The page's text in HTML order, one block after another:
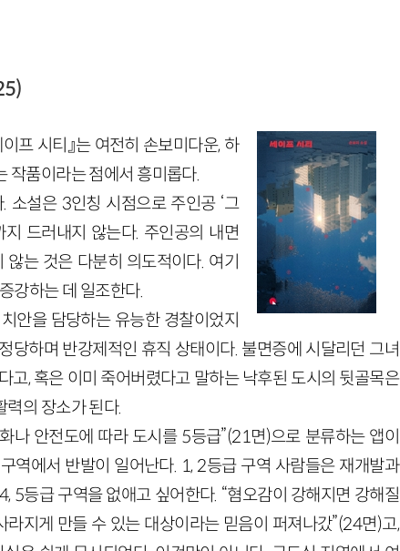
프 시티』는 여전히 손보미다운, 하
작품이라는 점에서 흥미롭다.
소설은 3인칭 시점으로 주인공 ‘그
드러내지 않는다. 주인공의 내면
는 것은 다분히 의도적이다. 여기
강하는 데 일조한다.
안을 담당하는 유능한 경찰이었지
당하며 반강제적인 휴직 상태이다. 불면증에 시달리던 그녀
고, 혹은 이미 죽어버렸다고 말하는 낙후된 도시의 뒷골목은
의 장소가 된다.
나 안전도에 따라 도시를 5등급”(21면)으로 분류하는 앱이
역에서 반발이 일어난다. 1, 2등급 구역 사람들은 재개발과
5등급 구역을 없애고 싶어한다. “혐오감이 강해지면 강해질
지게 만들 수 있는 대상이라는 믿음이 퍼져나갔”(24면)고,